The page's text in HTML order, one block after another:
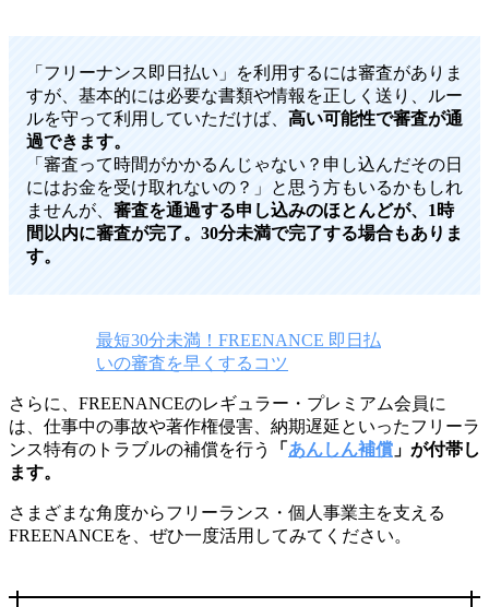
「フリーナンス即日払い」を利用するには審査がありま
すが、基本的には必要な書類や情報を正しく送り、ルー
ルを守って利用していただけば、 高い可能性で審査が通
過できます。
「審査って時間がかかるんじゃない？申し込んだその日
にはお金を受け取れないの？」と思う方もいるかもしれ
ませんが、 審査を通過する申し込みのほとんどが、1時
間以内に審査が完了。30分未満で完了する場合もありま
す。
最短30分未満！FREENANCE 即日払
いの審査を早くするコツ
さらに、FREENANCEのレギュラー・プレミアム会員に
は、仕事中の事故や著作権侵害、納期遅延といったフリーラ
ンス特有のトラブルの補償を行う
「 あんしん補償 」が付帯し
ます。
さまざまな角度からフリーランス・個人事業主を支える
FREENANCEを、ぜひ一度活用してみてください。